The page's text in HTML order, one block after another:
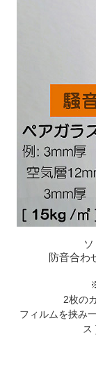
防音合わ
2枚の
フィルムを挟み
ス